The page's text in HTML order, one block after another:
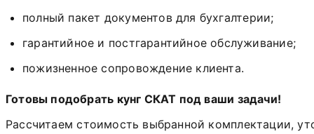
полный пакет документовдля бухгалтерии;
гарантийное и постгарантийное обслуживание;
пожизненное сопровождение клиента.
Готовы подобрать кунг СКАТ под ваши задачи!
Рассчитаем стоимость выбранной комплектации,